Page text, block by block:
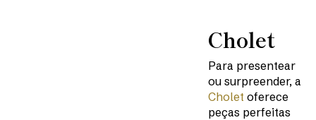
Cholet
Para presentear
ou surpreender, a
Cholet oferece
peças perfeitas